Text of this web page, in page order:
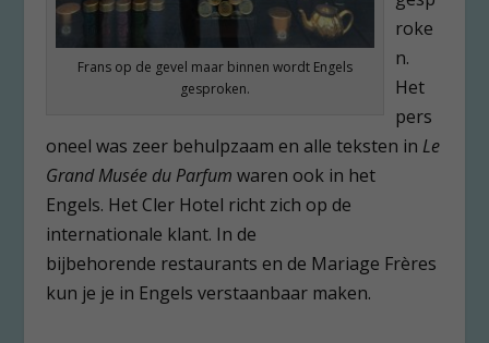
Frans op de gevel maar binnen wordt Engels
gesproken.
roke
n.
Het
pers
oneel was zeer behulpzaam en alle teksten in Le
Grand Musée du Parfumwaren ook in het
Engels. Het Cler Hotel richt zich op de
internationale klant. In de
bijbehorende restaurants en de Mariage Frères
kun je je in Engels verstaanbaar maken.